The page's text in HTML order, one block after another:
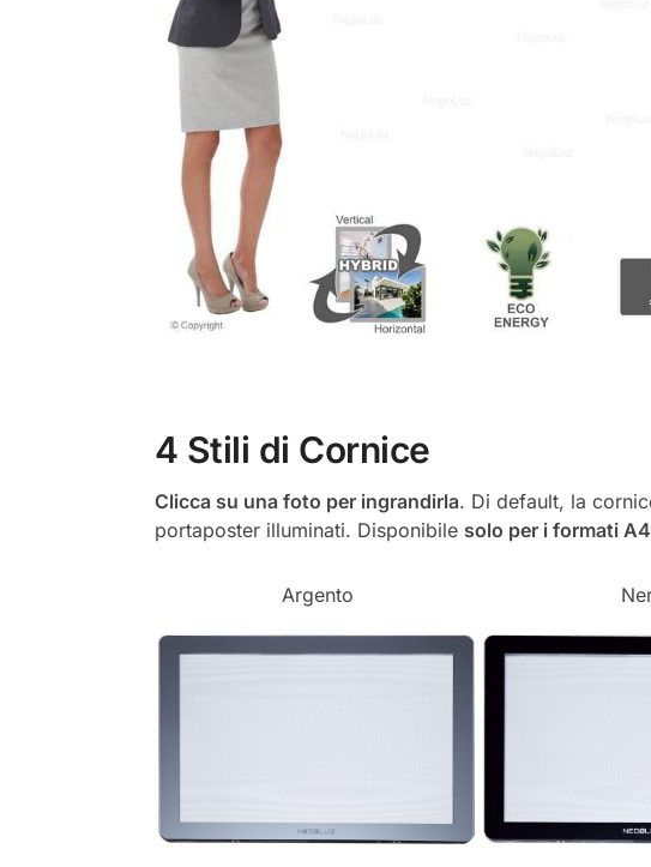
4 Stili di Cornice
Clicca su una foto per ingrandirla. Di default, la
portaposter illuminati. Disponibile solo per i formati
Argento